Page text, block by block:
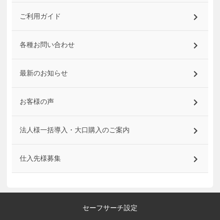
ご利用ガイド
各種お問い合わせ
最新のお知らせ
お客様の声
法人様一括導入・大口購入のご案内
仕入先様募集
セーフサーチ設定